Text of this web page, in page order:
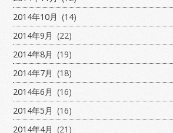
2014年10月 (14)
2014年9月 (22)
2014年8月 (19)
2014年7月 (18)
2014年6月 (16)
2014年5月 (16)
2014年4月 (21)